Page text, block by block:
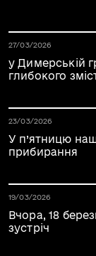
Дата публікації
27/03/2026
у Димерській
глибокого
Дата публікації
23/03/2026
У п’ятницю
прибирання
Дата публікації
19/03/2026
Вчора, 18
зустріч